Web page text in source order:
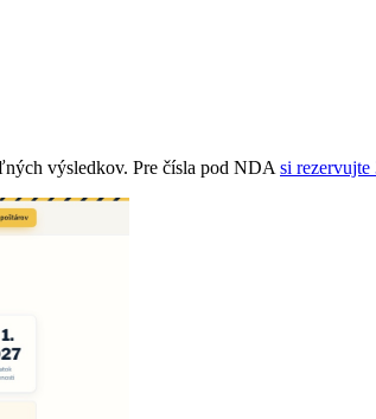
výsledkov. Pre čísla pod NDA si